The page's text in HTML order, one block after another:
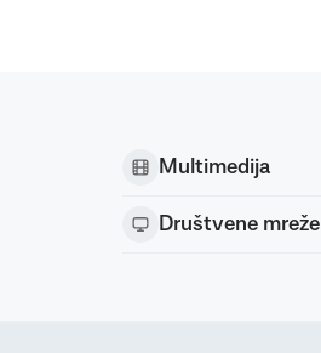
Multimedija
Društvene mreže